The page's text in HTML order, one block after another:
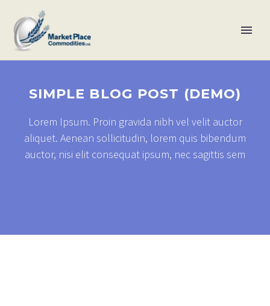
SIMPLE BLOG POST (DEMO)
Lorem Ipsum. Proin gravida nibh vel velit auctor
aliquet. Aenean sollicitudin, lorem quis bibendum
auctor, nisi elit consequat ipsum, nec sagittis sem